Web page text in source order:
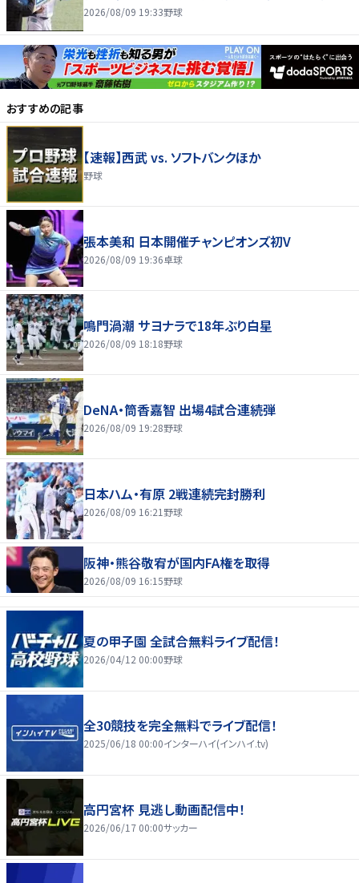
2026/08/09 19:33野球
おすすめの記事
【速報】西武 vs. ソフトバンクほか
野球
張本美和 日本開催チャンピオンズ初V
2026/08/09 19:36卓球
鳴門渦潮 サヨナラで18年ぶり白星
2026/08/09 18:18野球
DeNA・筒香嘉智 出場4試合連続弾
2026/08/09 19:28野球
日本ハム・有原 2戦連続完封勝利
2026/08/09 16:21 野球
阪神・熊谷敬宥が国内FA権を取得
2026/08/09 16:15野球
夏の甲子園 全試合無料ライブ配信！
2026/04/12 00:00野球
全30競技を完全無料でライブ配信！
2025/06/18 00:00インターハイ(インハイ.tv)
高円宮杯 見逃し動画配信中！
2026/06/17 00:00サッカー